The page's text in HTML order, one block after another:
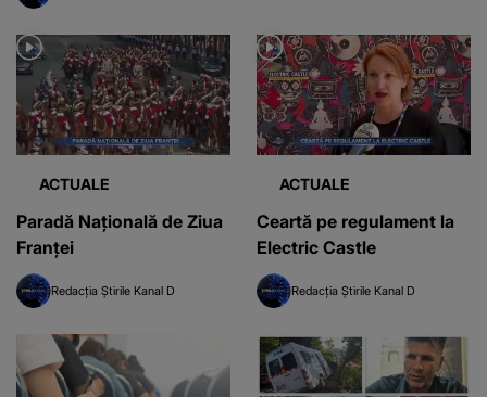
ACTUALE
Paradă Națională de Ziua
Franței
Redacția Știrile Kanal D
ACTUALE
Ceartă pe regulament la
Electric Castle
Redacția Știrile Kanal D